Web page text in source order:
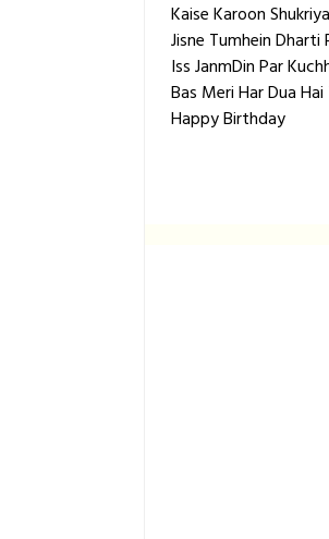
Kaise Karoon
Jisne Tumhein Dharti
Iss JanmDin Par
Bas Meri Har Dua
Happy Birthday